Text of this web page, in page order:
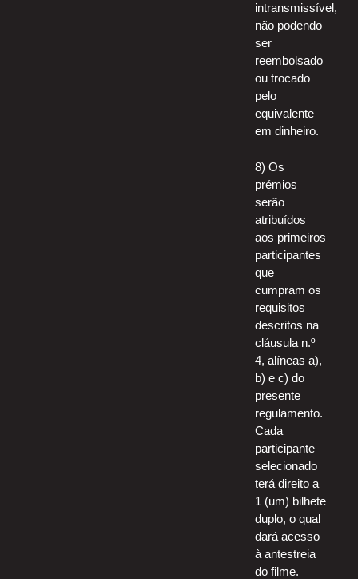
intransmissível,
não podendo
ser
reembolsado
ou trocado
pelo
equivalente
em dinheiro.
8) Os
prémios
serão
atribuídos
aos primeiros
participantes
que
cumpram os
requisitos
descritos na
cláusula n.º
4, alíneas a),
b) e c) do
presente
regulamento.
Cada
participante
selecionado
terá direito a
1 (um) bilhete
duplo, o qual
dará acesso
à antestreia
do filme.